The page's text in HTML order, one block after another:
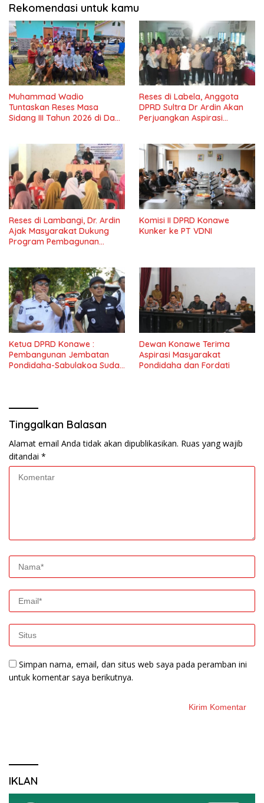
Rekomendasi untuk kamu
Muhammad Wadio
Tuntaskan Reses Masa
Sidang III Tahun 2026 di Dapil
Reses di Labela, Anggota
DPRD Sultra Dr Ardin Akan
Perjuangkan Aspirasi
Reses di Lambangi, Dr. Ardin
Ajak Masyarakat Dukung
Program Pembagunan
Komisi II DPRD Konawe
Kunker ke PT VDNI
Ketua DPRD Konawe :
Pembangunan Jembatan
Pondidaha-Sabulakoa Sudah
Dewan Konawe Terima
Aspirasi Masyarakat
Pondidaha dan Fordati
Tinggalkan Balasan
Alamat email Anda tidak akan dipublikasikan. Ruas yang wajib
ditandai *
Simpan nama, email, dan situs web saya pada peramban ini
untuk komentar saya berikutnya.
IKLAN